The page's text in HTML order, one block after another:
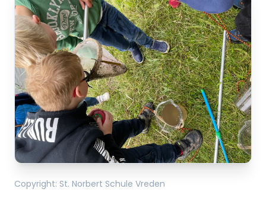
Copyright: St. Norbert Schule Vreden